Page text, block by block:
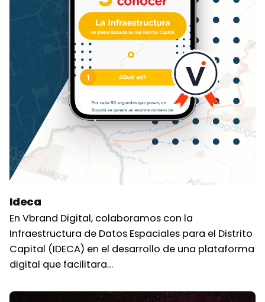
Ideca
En Vbrand Digital, colaboramos con la
Infraestructura de Datos Espaciales para el Distrito
Capital (IDECA) en el desarrollo de una plataforma
digital que facilitara…